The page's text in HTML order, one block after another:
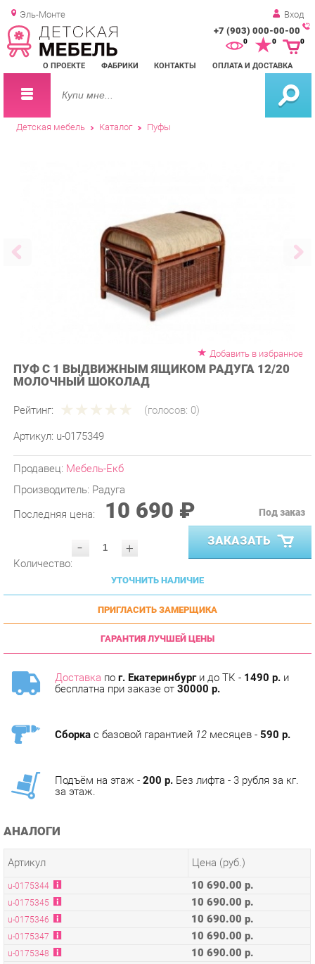
Эль-Монте Вход
+7 (903) 000-00-00
О ПРОЕКТЕ ФАБРИКИ КОНТАКТЫ ОПЛАТА И ДОСТАВКА
0 0
Детская мебель Каталог Пуфы
ПУФ С 1 ВЫДВИЖНЫМ ЯЩИКОМ РАДУГА 12/20
МОЛОЧНЫЙ ШОКОЛАД
u-0175349
Производитель:Радуга
Последняя цена: 10 690 ₽
- ЗАКАЗАТЬ
УТОЧНИТЬ НАЛИЧИЕ
ПРИГЛАСИТЬ ЗАМЕРЩИКА
ГАРАНТИЯ ЛУЧШЕЙ ЦЕНЫ
Доставкапог. Екатеринбурги до ТК -1490 р.и
АНАЛОГИ
Артикул
u-0175344 10 690.00 р.
u-0175345 10 690.00 р.
u-0175346 10 690.00 р.
u-0175347 10 690.00 р.
u-0175348 10 690.00 р.
u-0175350 10 690.00 р.
10 690.00 р.